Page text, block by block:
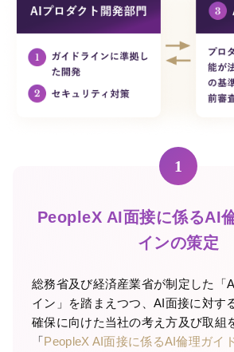
AI360
営業支援AIシリーズ
1
PeopleX AI面接に係るAI
インの策定
総務省及び経済産業省が制定した「
イン」を踏まえつつ、AI面接に対す
確保に向けた当社の考え方及び取組
「PeopleX AI面接に係るAI倫理ガイ